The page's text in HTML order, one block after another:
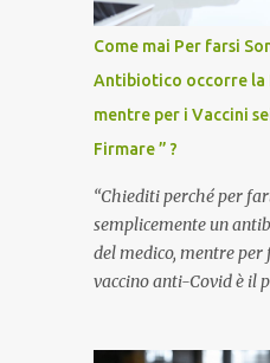
Come mai Per farsi
Antibiotico occorre la
mentre per i Vaccini
Firmare ” ?
“Chiediti perché per
semplicemente un
del medico, mentre
vaccino anti-Covid è il